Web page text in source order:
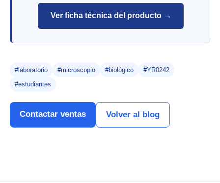
Ver ficha técnica del producto →
#laboratorio #microscopio #biológico
#YR0242
#estudiantes
Contactar ventas Volver al blog